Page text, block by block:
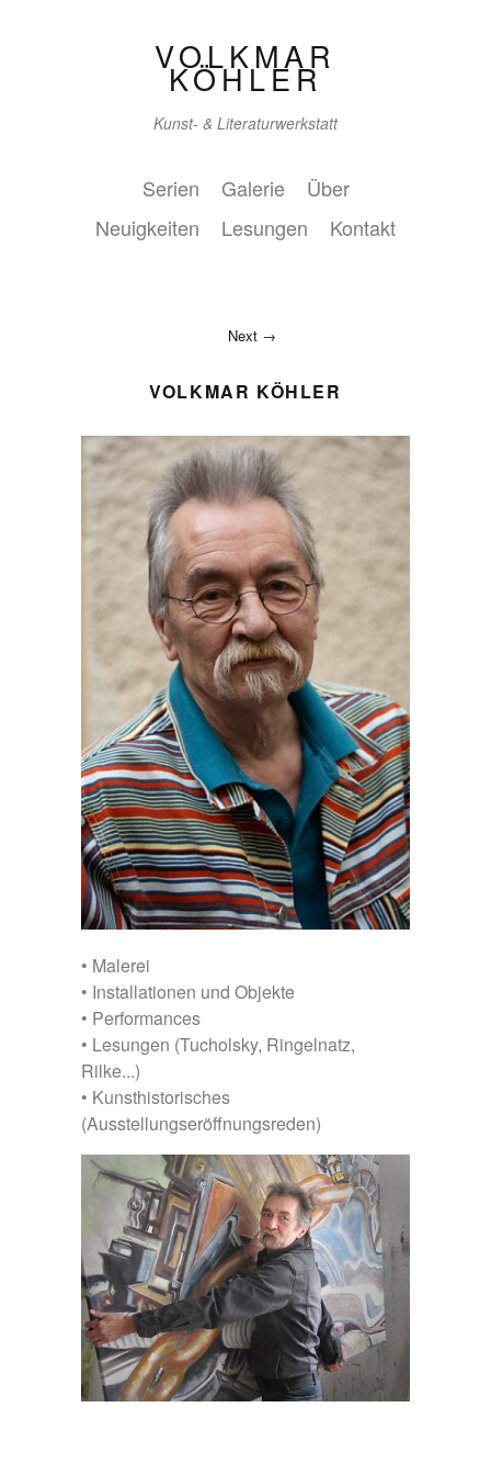
VOLKMAR
KÖHLER
Kunst- & Literaturwerkstatt
Serien Galerie
Über
Neuigkeiten
Lesungen Kontakt
Next
VOLKMAR KÖHLER
• Malerei
• Installationen und Objekte
• Performances
• Lesungen (Tucholsky, Ringelnatz,
Rilke...)
• Kunsthistorisches
(Ausstellungseröffnungsreden)